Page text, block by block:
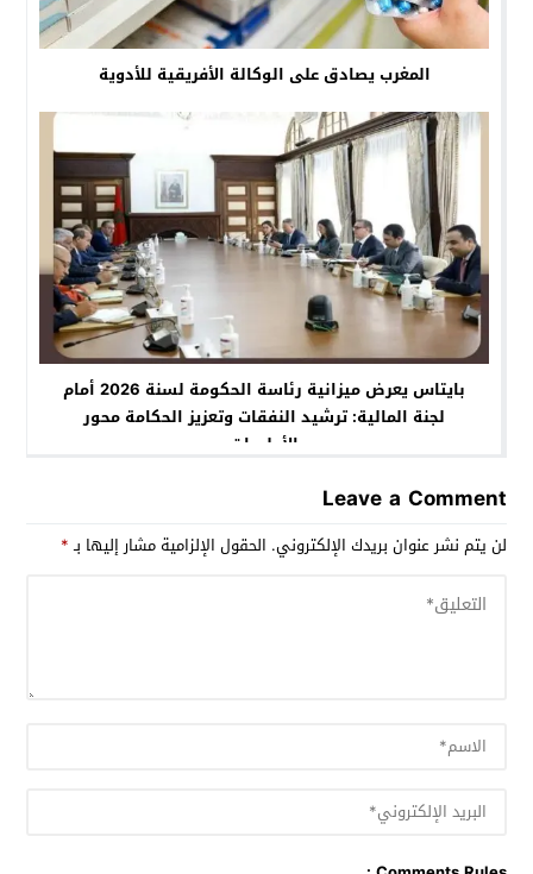
المغرب يصادق على الوكالة الأفريقية للأدوية
بايتاس يعرض ميزانية رئاسة الحكومة لسنة 2026 أمام
لجنة المالية: ترشيد النفقات وتعزيز الحكامة محور
الأولويات
Leave a Comment
لن يتم نشر عنوان بريدك الإلكتروني. الحقول الإلزامية مشار إليها بـ*